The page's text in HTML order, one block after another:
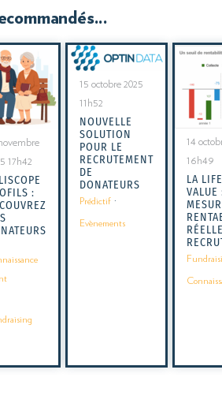
17h42
:
15 octobre 2025
11h52
NOUVELLE
SOLUTION
POUR LE
RECRUTEMENT
DE
DONATEURS
Prédictif ·
Evènements
14
16h49
LA
VALUE